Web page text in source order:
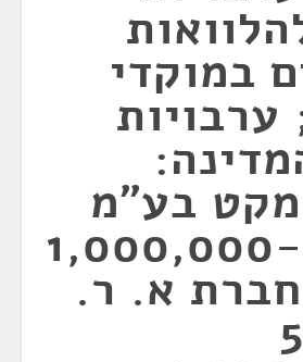
במוקדי
בע"מ
(50% מ-1,000,000
א. ר.